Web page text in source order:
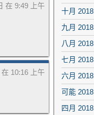
在 9:49 上午
10:16 上午
十月 2018
九月 2018
八月 2018
七月 2018
六月 2018
可能 2018
四月 2018